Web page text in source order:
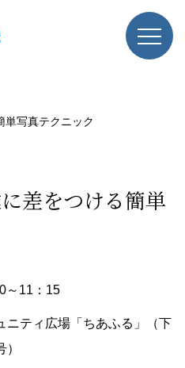
単写真テクニック
差をつける簡単
～11：15
ニティ広場「ちあふる」（下